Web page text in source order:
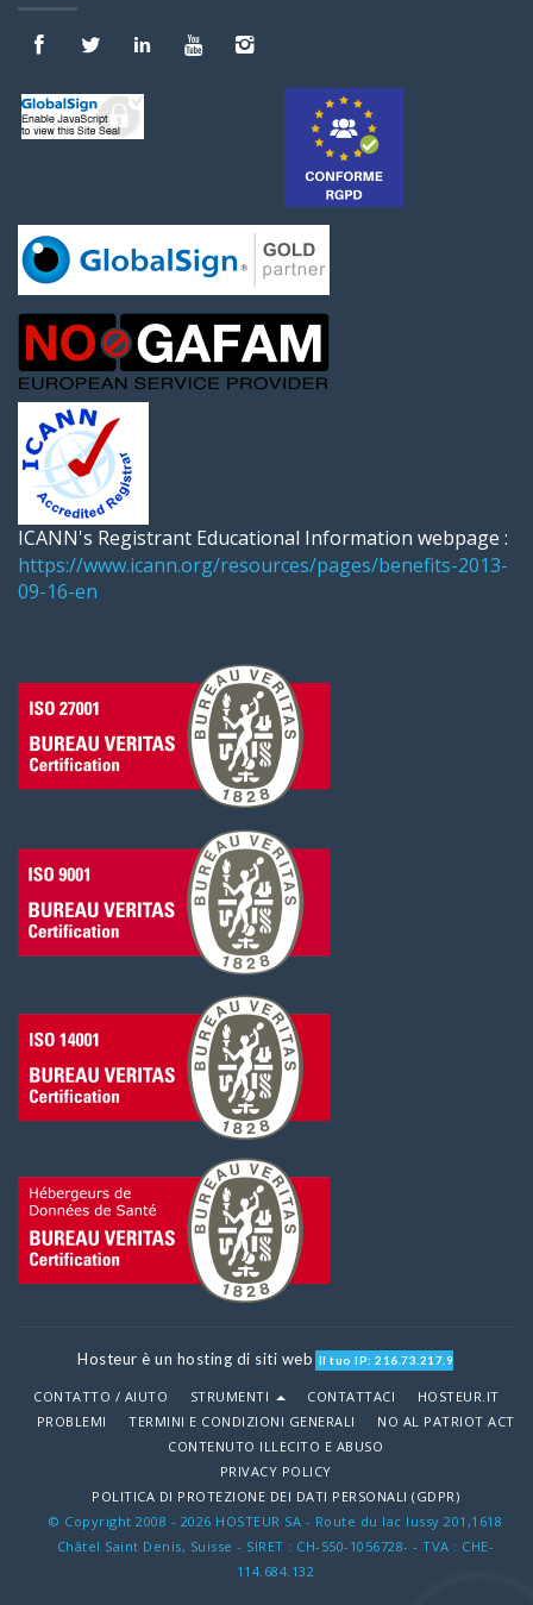
ICANN's Registrant Educational Information webpage :
https://www.icann.org/resources/pages/benefits-2013-
09-16-en
Hosteur è un hosting di siti web Il tuo IP: 216.73.217.9
CONTATTO / AIUTO STRUMENTI CONTATTACI
HOSTEUR.IT
PROBLEMI
TERMINI E CONDIZIONI GENERALI
NO AL PATRIOT ACT
CONTENUTO ILLECITO E ABUSO
PRIVACY POLICY
POLITICA DI PROTEZIONE DEI DATI PERSONALI (GDPR)
© Copyright 2008 - 2026 HOSTEUR SA - Route du lac lussy 201,1618
Châtel Saint Denis, Suisse - SIRET : CH-550-1056728- - TVA : CHE-
114.684.132